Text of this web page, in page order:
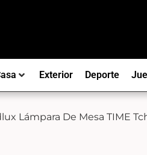
Exterior Deporte
Lámpara De Mesa TIME